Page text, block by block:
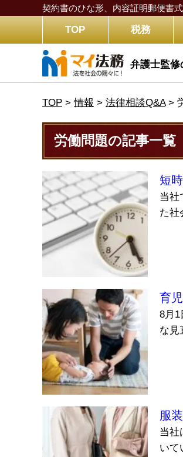
契約書のひな形、内容証明郵便書式
TOP 税務
弁護士監修
TOP >情報 > 法律相談Q&A>
労働問題の記事一覧
短
当社
た社
育
8月1
な見
服
当社
いて